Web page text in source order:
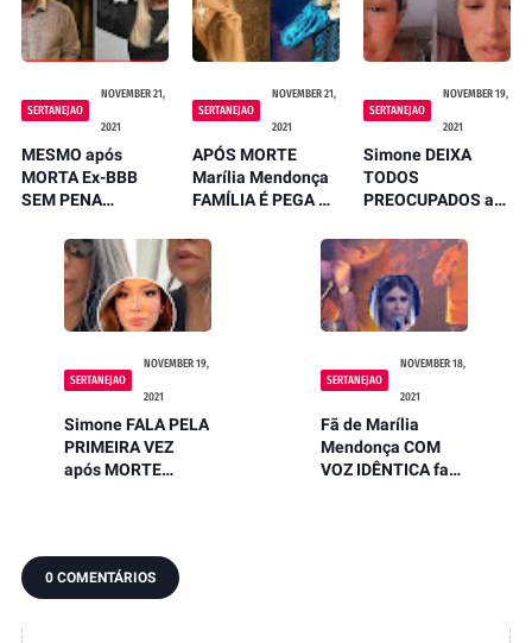
SERTANEJAO
NOVEMBER 21,
2021
MESMO após
MORTA Ex-BBB
SEM PENA
Marília Mendonça
e INESPERADO
ACONTECE
SERTANEJAO
NOVEMBER 21,
2021
APÓS MORTE
Marília Mendonça
FAMÍLIA É PEGA DE
de ENCONTRAR
REGISTROS
INÉDITOS
SERTANEJAO
NOVEMBER 19,
2021
Simone DEIXA
TODOS
PREOCUPADOS ao
DE VOZ e DISPARA
SERTANEJAO
NOVEMBER 19,
2021
Simone FALA PELA
PRIMEIRA VEZ
após MORTE
SERTANEJAO
NOVEMBER 18,
2021
Fã de Marília
Mendonça COM
VOZ IDÊNTICA faz
0 COMENTÁRIOS